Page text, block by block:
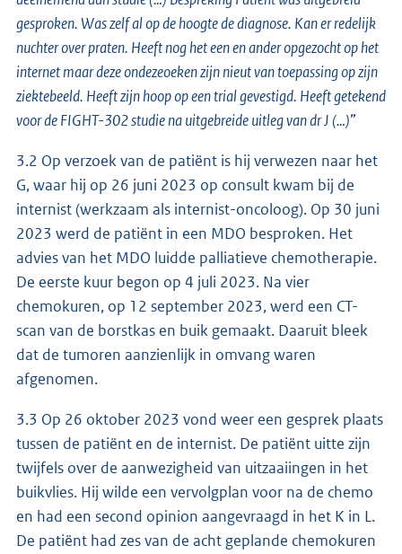
gesproken. Was zelf al op de hoogte de diagnose. Kan er redelijk
nuchter over praten. Heeft nog het een en ander opgezocht op het
internet maar deze ondezeoeken zijn nieut van toepassing op zijn
ziektebeeld. Heeft zijn hoop op een trial gevestigd. Heeft getekend
voor de FIGHT-302 studie na uitgebreide uitleg van dr J (…)”
3.2 Op verzoek van de patiënt is hij verwezen naar het
G, waar hij op 26 juni 2023 op consult kwam bij de
internist (werkzaam als internist-oncoloog). Op 30 juni
2023 werd de patiënt in een MDO besproken. Het
advies van het MDO luidde palliatieve chemotherapie.
De eerste kuur begon op 4 juli 2023. Na vier
chemokuren, op 12 september 2023, werd een CT-
scan van de borstkas en buik gemaakt. Daaruit bleek
dat de tumoren aanzienlijk in omvang waren
afgenomen.
3.3 Op 26 oktober 2023 vond weer een gesprek plaats
tussen de patiënt en de internist. De patiënt uitte zijn
twijfels over de aanwezigheid van uitzaaiingen in het
buikvlies. Hij wilde een vervolgplan voor na de chemo
en had een second opinion aangevraagd in het K in L.
De patiënt had zes van de acht geplande chemokuren